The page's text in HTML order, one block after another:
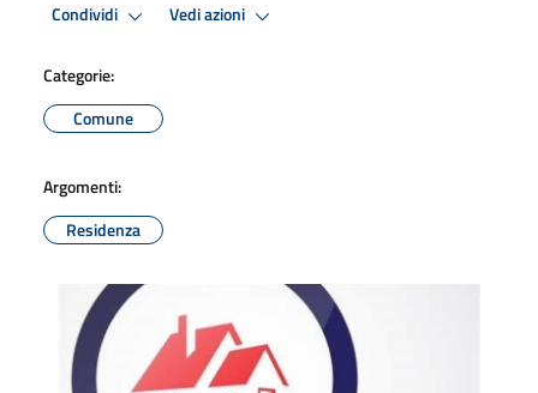
Condividi Vedi azioni
Categorie:
Comune
Argomenti:
Residenza